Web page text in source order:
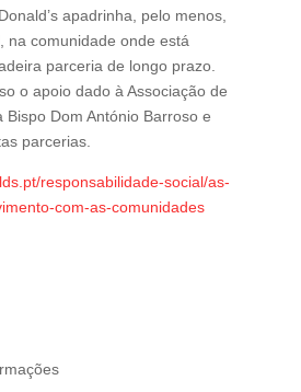
apadrinha, pelo menos,
na comunidade onde está
parceria de longo prazo.
o apoio dado à Associação de
Bispo Dom António Barroso e
parcerias.
responsabilidade-social/as-
com-as-comunidades